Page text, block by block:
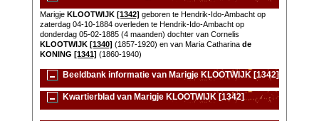
Marigje KLOOTWIJK [1342] geboren te Hendrik-Ido-Ambacht op
zaterdag 04-10-1884 overleden te Hendrik-Ido-Ambacht op
donderdag 05-02-1885 (4 maanden) dochter van Cornelis
KLOOTWIJK [1340] (1857-1920) en van Maria Catharina de
KONING [1341] (1860-1940)
Beeldbank informatie van Marigje KLOOTWIJK [1342]
Kwartierblad van Marigje KLOOTWIJK [1342]